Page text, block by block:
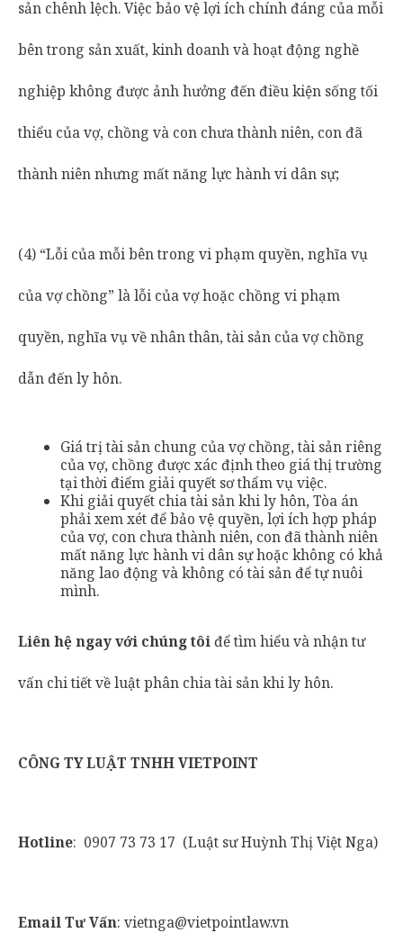
sản chênh lệch. Việc bảo vệ lợi ích chính đáng của mỗi
bên trong sản xuất, kinh doanh và hoạt động nghề
nghiệp không được ảnh hưởng đến điều kiện sống tối
thiểu của vợ, chồng và con chưa thành niên, con đã
thành niên nhưng mất năng lực hành vi dân sự;
(4) “Lỗi của mỗi bên trong vi phạm quyền, nghĩa vụ
của vợ chồng” là lỗi của vợ hoặc chồng vi phạm
quyền, nghĩa vụ về nhân thân, tài sản của vợ chồng
dẫn đến ly hôn.
Giá trị tài sản chung của vợ chồng, tài sản riêng
của vợ, chồng được xác định theo giá thị trường
tại thời điểm giải quyết sơ thẩm vụ việc.
Khi giải quyết chia tài sản khi ly hôn, Tòa án
phải xem xét để bảo vệ quyền, lợi ích hợp pháp
của vợ, con chưa thành niên, con đã thành niên
mất năng lực hành vi dân sự hoặc không có khả
năng lao động và không có tài sản để tự nuôi
mình.
Liên hệ ngay với chúng tôi để tìm hiểu và nhận tư
vấn chi tiết về luật phân chia tài sản khi ly hôn.
CÔNG TY LUẬT TNHH VIETPOINT
Hotline: 0907 73 73 17 (Luật sư Huỳnh Thị Việt Nga)
Email Tư Vấn: vietnga@vietpointlaw.vn